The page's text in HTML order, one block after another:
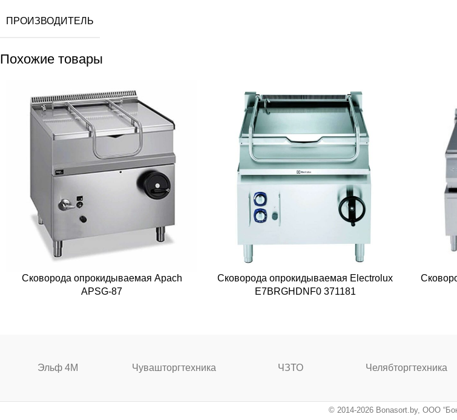
ПРОИЗВОДИТЕЛЬ
Похожие товары
Сковорода опрокидываемая Apach
APSG-87
Сковорода опрокидываемая Electrolux
E7BRGHDNF0 371181
Эльф 4М Чувашторгтехника ЧЗТО Челябторгтехника
© 2014-2026 Bonasort.by, ООО